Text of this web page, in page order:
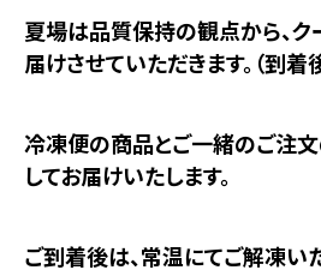
夏場は品質保持の観点から、ク
届けさせていただきます。（到着
冷凍便の商品とご一緒のご注
してお届けいたします。
ご到着後は、常温にてご解凍い